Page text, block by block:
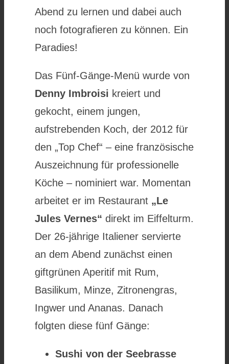
Abend zu lernen und dabei auch
noch fotografieren zu können. Ein
Paradies!
Das Fünf-Gänge-Menü wurde von
Denny Imbroisi kreiert und
gekocht, einem jungen,
aufstrebenden Koch, der 2012 für
den „Top Chef“ – eine französische
Auszeichnung für professionelle
Köche – nominiert war. Momentan
arbeitet er im Restaurant „Le
Jules Vernes“ direkt im Eiffelturm.
Der 26-jährige Italiener servierte
an dem Abend zunächst einen
giftgrünen Aperitif mit Rum,
Basilikum, Minze, Zitronengras,
Ingwer und Ananas. Danach
folgten diese fünf Gänge:
Sushi von der Seebrasse